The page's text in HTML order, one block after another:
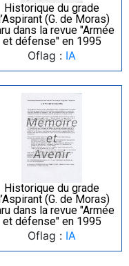
Historique du grade
(G. de Moras)
dans la revue "Armée
et défense" en 1995
Oflag : IA
Historique du grade
(G. de Moras)
dans la revue "Armée
et défense" en 1995
Oflag : IA